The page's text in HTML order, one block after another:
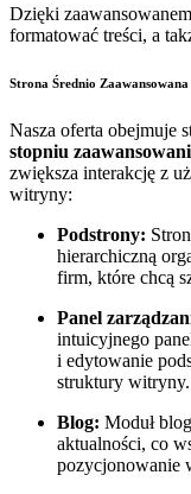
Dzięki
formatować treści, a
Strona Średnio
Nasza oferta obejmuje
stopniu
zwiększa interakcję z
witryny:
Podstrony:
hierarchiczną
firm, które chcą
Panel
intuicyjnego
i edytowanie
struktury witryny.
Blog: Moduł
aktualności, co
pozycjonowanie